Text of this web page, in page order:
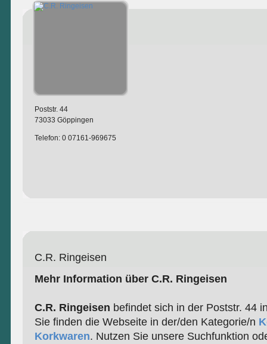
Poststr. 44
73033 Göppingen
Telefon: 0 07161-969675
C.R. Ringeisen
Mehr Information über C.R. Ringeisen
C.R. Ringeisen befindet sich in der Poststr. 44
Sie finden die Webseite in der/den Kategorie/n
Korkwaren. Nutzen Sie unsere Suchfunktion